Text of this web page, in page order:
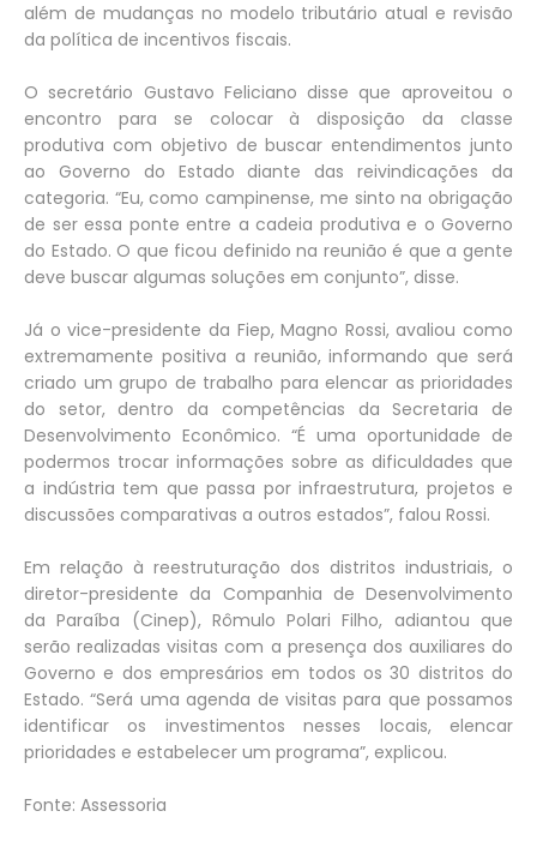
além de mudanças no modelo tributário atual e revisão
da política de incentivos fiscais.
O secretário Gustavo Feliciano disse que aproveitou o
encontro para se colocar à disposição da classe
produtiva com objetivo de buscar entendimentos junto
ao Governo do Estado diante das reivindicações da
categoria. “Eu, como campinense, me sinto na obrigação
de ser essa ponte entre a cadeia produtiva e o Governo
do Estado. O que ficou definido na reunião é que a gente
deve buscar algumas soluções em conjunto”, disse.
Já o vice-presidente da Fiep, Magno Rossi, avaliou como
extremamente positiva a reunião, informando que será
criado um grupo de trabalho para elencar as prioridades
do setor, dentro da competências da Secretaria de
Desenvolvimento Econômico. “É uma oportunidade de
podermos trocar informações sobre as dificuldades que
a indústria tem que passa por infraestrutura, projetos e
discussões comparativas a outros estados”, falou Rossi.
Em relação à reestruturação dos distritos industriais, o
diretor-presidente da Companhia de Desenvolvimento
da Paraíba (Cinep), Rômulo Polari Filho, adiantou que
serão realizadas visitas com a presença dos auxiliares do
Governo e dos empresários em todos os 30 distritos do
Estado. “Será uma agenda de visitas para que possamos
identificar os investimentos nesses locais, elencar
prioridades e estabelecer um programa”, explicou.
Fonte: Assessoria